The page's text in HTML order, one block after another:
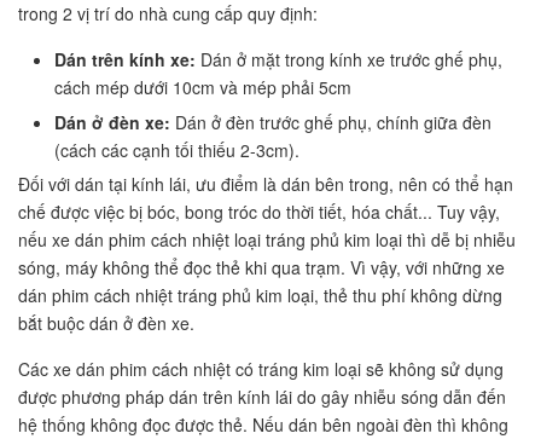
trong 2 vị trí do nhà cung cấp quy định:
Dán trên kính xe: Dán ở mặt trong kính xe trước ghế phụ,
cách mép dưới 10cm và mép phải 5cm
Dán ở đèn xe: Dán ở đèn trước ghế phụ, chính giữa đèn
(cách các cạnh tối thiếu 2-3cm).
Đối với dán tại kính lái, ưu điểm là dán bên trong, nên có thể hạn
chế được việc bị bóc, bong tróc do thời tiết, hóa chất... Tuy vậy,
nếu xe dán phim cách nhiệt loại tráng phủ kim loại thì dễ bị nhiễu
sóng, máy không thể đọc thẻ khi qua trạm. Vì vậy, với những xe
dán phim cách nhiệt tráng phủ kim loại, thẻ thu phí không dừng
bắt buộc dán ở đèn xe.
Các xe dán phim cách nhiệt có tráng kim loại sẽ không sử dụng
được phương pháp dán trên kính lái do gây nhiễu sóng dẫn đến
hệ thống không đọc được thẻ. Nếu dán bên ngoài đèn thì không